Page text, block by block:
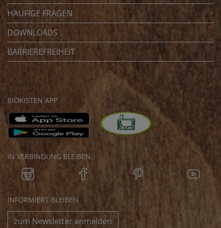
HÄUFIGE FRAGEN
DOWNLOADS
BARRIEREFREIHEIT
BIOKISTEN APP
IN VERBINDUNG BLEIBEN
INFORMIERT BLEIBEN
zum Newsletter anmelden